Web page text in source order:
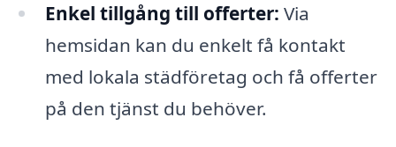
Enkel tillgång till offerter: Via
hemsidan kan du enkelt få kontakt
med lokala städföretag och få offerter
på den tjänst du behöver.